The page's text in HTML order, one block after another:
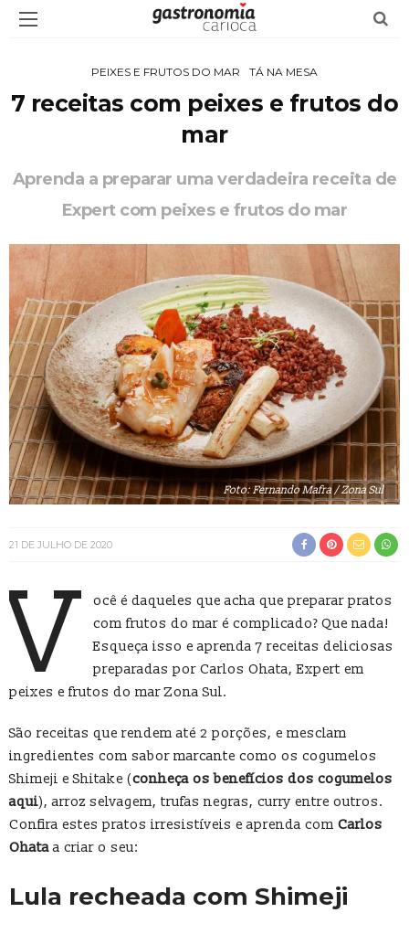
PEIXES E FRUTOS DO MAR TÁ NA MESA
7 receitas com peixes e frutos do
mar
Aprenda a preparar uma verdadeira receita de
Expert com peixes e frutos do mar
Foto: Fernando Mafra / Zona Sul
21 DE JULHO DE 2020
V
ocê é daqueles que acha que preparar pratos
com frutos do mar é complicado? Que nada!
Esqueça isso e aprenda 7 receitas deliciosas
preparadas por Carlos Ohata, Expert em
peixes e frutos do mar Zona Sul.
São receitas que rendem até 2 porções, e mesclam
ingredientes com sabor marcante como os cogumelos
Shimeji e Shitake (conheça os benefícios dos cogumelos
aqui), arroz selvagem, trufas negras, curry entre outros.
Confira estes pratos irresistíveis e aprenda com Carlos
Ohataa criar o seu:
Lula recheada com Shimeji